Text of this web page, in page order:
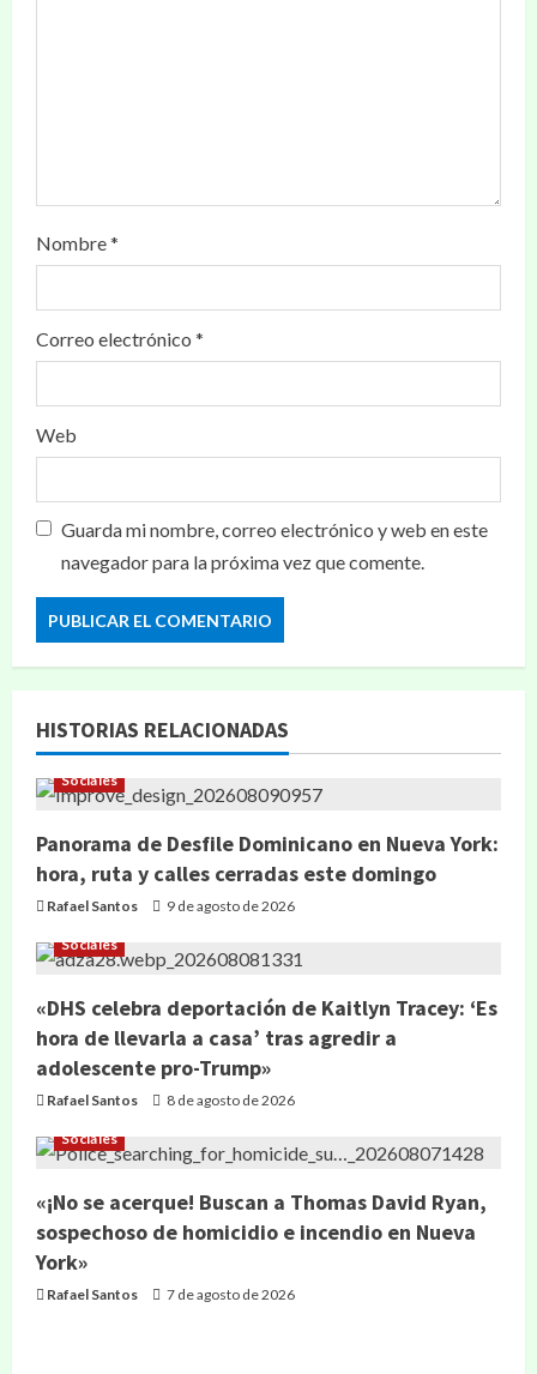
Nombre*
Correo electrónico *
Web
Guarda mi nombre, correo electrónico y web en este
navegador para la próxima vez que comente.
HISTORIAS RELACIONADAS
Sociales
Panorama de Desfile Dominicano en Nueva York:
hora, ruta y calles cerradas este domingo
Rafael Santos 9 de agosto de 2026
Sociales
«DHS celebra deportación de Kaitlyn Tracey: ‘Es
hora de llevarla a casa’ tras agredir a
adolescente pro-Trump»
Rafael Santos 8 de agosto de 2026
Sociales
«¡No se acerque! Buscan a Thomas David Ryan,
sospechoso de homicidio e incendio en Nueva
York»
Rafael Santos 7 de agosto de 2026